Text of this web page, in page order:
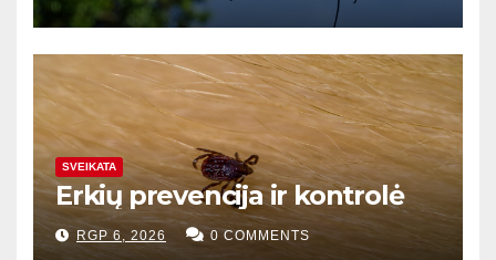
SVEIKATA
Erkių prevencija ir kontrolė
RGP 6, 2026 0 COMMENTS